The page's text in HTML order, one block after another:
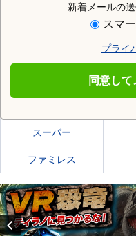
新着メールの
スマ
プライ
同意し
住む街研究所で石巻市
石巻市の施設一覧
スーパー
ファミレス
Previous